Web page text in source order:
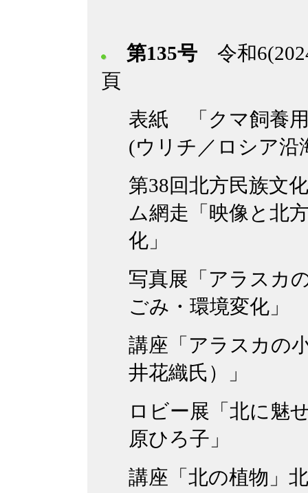
第135号 令和
頁
表紙 「クマ飼養
(ウリチ／ロシア沿
第38回北方民族文
ム網走「映像と北
化」
写真展「アラスカ
ごみ・環境変化」
講座「アラスカの
井花織氏）」
ロビー展「北に魅
原ひろ子」
講座「北の植物」